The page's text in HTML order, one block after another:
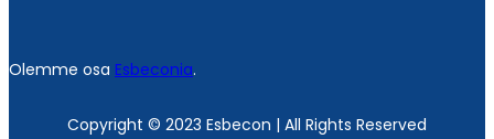
Olemme osa Esbeconia.
Copyright © 2023 Esbecon | All Rights Reserved